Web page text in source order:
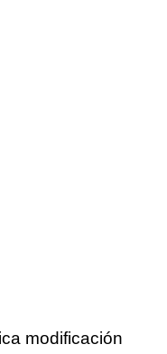
modificación